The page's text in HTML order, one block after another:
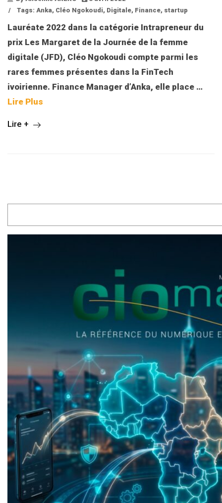
/
Tags: Anka, Cléo Ngokoudi, Digitale, Finance, startup
Lauréate 2022 dans la catégorie Intrapreneur du
prix Les Margaret de la Journée de la femme
digitale (JFD), Cléo Ngokoudi compte parmi les
rares femmes présentes dans la FinTech
ivoirienne. Finance Manager d’Anka, elle place …
Lire Plus
Lire +